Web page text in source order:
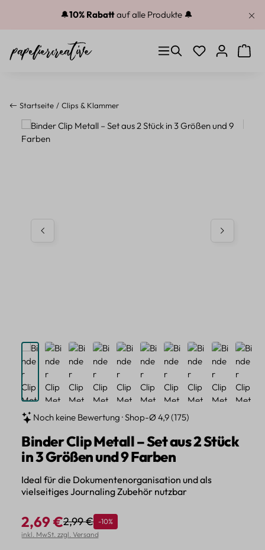
Zum Hauptinhalt springen
🔔10% Rabattauf alle Produkte 🔔
Du hast 0
Startseite Clips & Klammer
Bildergalerie überspringen
Noch keine Bewertung · Shop-Ø 4,9 (175)
Binder Clip Metall – Set aus 2 Stück
in 3 Größen und 9 Farben
Ideal für die Dokumentenorganisation und als
vielseitiges Journaling Zubehör nutzbar
Verkaufspreis:
2,69 €Regulärer Preis:
2,99 € Rabatt
-10%
inkl. MwSt. zzgl. Versand